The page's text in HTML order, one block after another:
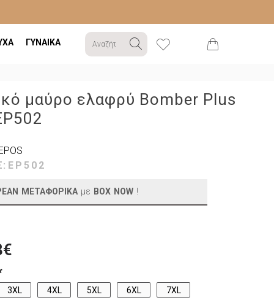
ΓΥΝΑΙΚΑ
μαύρο ελαφρύ Bomber Plus
ΜΕΤΑΦΟΡΙΚΑ με BOX NOW !
EP502
3XL 4XL 5XL 6XL 7XL